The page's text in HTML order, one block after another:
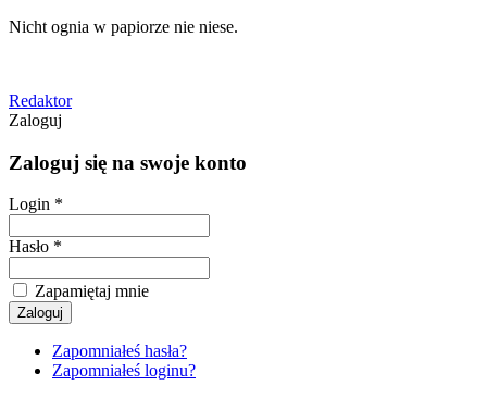
Nicht ognia w papiorze nie niese.
Redaktor
Zaloguj
Zaloguj się na swoje konto
Login *
Hasło *
Zapamiętaj mnie
Zapomniałeś hasła?
Zapomniałeś loginu?